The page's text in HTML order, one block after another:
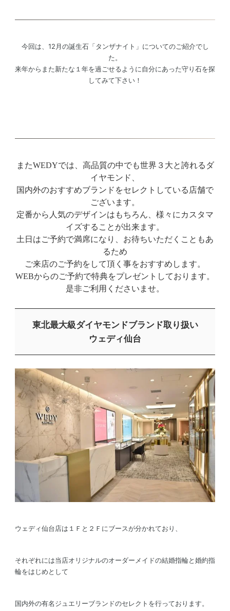
今回は、12月の誕生石「タンザナイト」についてのご紹介でし
た。
来年からまた新たな１年を過ごせるように自分にあった守り石を探
してみて下さい！
またWEDYでは、高品質の中でも世界３大と誇れるダ
イヤモンド、
国内外のおすすめブランドをセレクトしている店舗で
ございます。
定番から人気のデザインはもちろん、様々にカスタマ
イズすることが出来ます。
土日はご予約で満席になり、お待ちいただくこともあ
るため
ご来店のご予約をして頂く事をおすすめします。
WEBからのご予約で特典をプレゼントしております。
是非ご利用くださいませ。
東北最大級ダイヤモンドブランド取り扱い
ウェディ仙台
ウェディ仙台店は１Ｆと２Ｆにブースが分かれており、
それぞれには当店オリジナルのオーダーメイドの結婚指輪と婚約指
輪をはじめとして
国内外の有名ジュエリーブランドのセレクトを行っております。